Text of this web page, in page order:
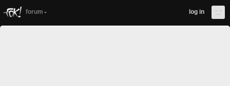
forum log in